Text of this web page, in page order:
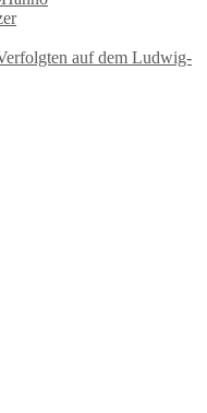
auf dem Ludwig-